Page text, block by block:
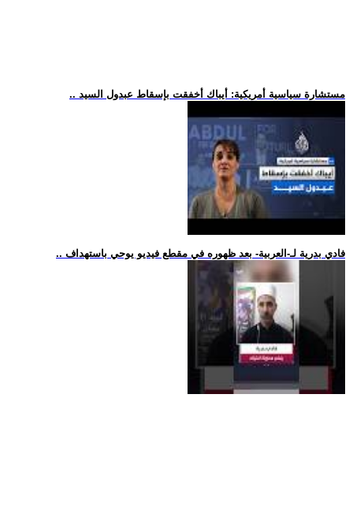
.. مستشارة سياسية أمريكية: أيباك أخفقت بإسقاط عبدول السيد
.. فادي بدرية لـ-العربية- بعد ظهوره في مقطع فيديو يوحي باستهداف